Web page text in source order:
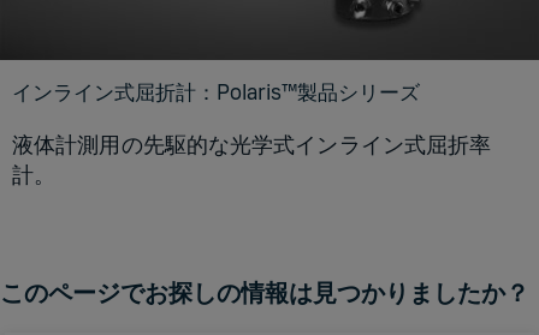
インライン式屈折計：Polaris™製品シリーズ
液体計測用の先駆的な光学式インライン式屈折率
計。
このページでお探しの情報は見つかりましたか？